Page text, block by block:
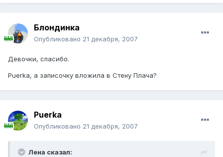
Блондинка
Опубликовано 21 декабря, 2007
Девочки, спасибо.
Puerka, а записочку вложила в Стену Плача?
Puerka
Опубликовано 21 декабря, 2007
Лена сказал: